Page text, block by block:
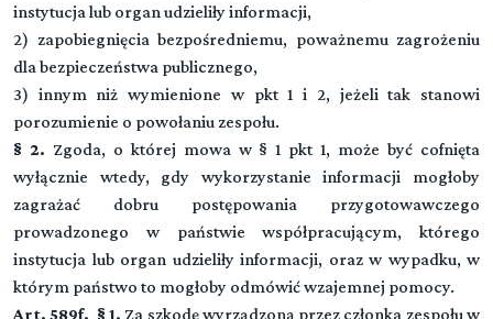
instytucja lub organ udzieliły informacji,
2) zapobiegnięcia bezpośredniemu, poważnemu zagrożeniu
dla bezpieczeństwa publicznego,
3) innym niż wymienione w pkt 1 i 2, jeżeli tak stanowi
porozumienie o powołaniu zespołu.
§ 2. Zgoda, o której mowa w § 1 pkt 1, może być cofnięta
wyłącznie wtedy, gdy wykorzystanie informacji mogłoby
zagrażać dobru postępowania przygotowawczego
prowadzonego w państwie współpracującym, którego
instytucja lub organ udzieliły informacji, oraz w wypadku, w
którym państwo to mogłoby odmówić wzajemnej pomocy.
Art. 589f. § 1. Za szkodę wyrządzoną przez członka zespołu w
Przeczytaj zawartość działu
Rozdział 4 (art. 49 - 52)
Pokrzywdzony
Rozdział 5 (art. 53 - 58)
Oskarżyciel posiłkowy
Rozdział 6 (art. 59 - 61)
Oskarżyciel prywatny
Rozdział 7 (art. 62 - 70)
Powód cywilny
Rozdział 8 (art. 71 - 81)
Rozdział 11 (art. 92 - 107)
Orzeczenia, zarządzenia i polecenia
Narada i głosowanie
Rozdział 13 (art. 116 - 121)
Porządek czynności procesowych
Rozdział 14 (art. 122 - 127)
Terminy
DZIAŁ V (art. -)
Dowody
Rozdział 19 (art. 167 - 174)
Przepisy ogólne
Rozdział 20 (art. 175 - 176)
Wyjaśnienia oskarżonego
Rozdział 21 (art. 177 - 192a)
Świadkowie
DZIAŁ VI (art. -)
Środki przymusu
▼
Rozdział 27 (art. 243 - 248)
Zatrzymanie
Rozdział 28 (art. 249 - 277)
DZIAŁ VII (art. -)
Postępowanie przygotowawcze
▼
Rozdział 33 (art. 297 - 302)